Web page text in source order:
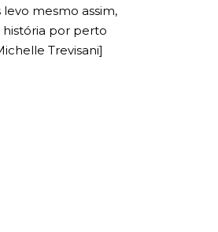
levo mesmo assim,
por perto
Trevisani]